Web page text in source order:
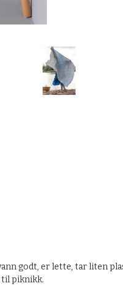
godt, er lette, tar liten
til piknikk.